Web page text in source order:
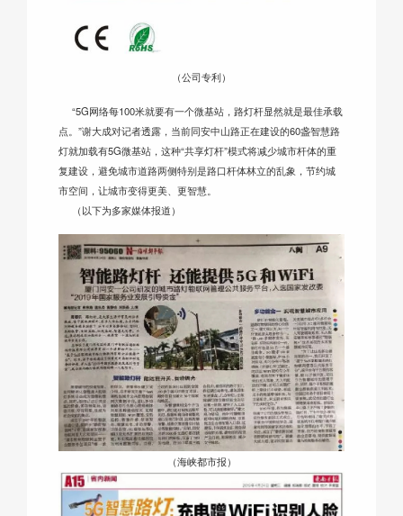
（公司专利）
“5G网络每100米就要有一个微基站，路灯杆显然就是最佳承载
点。”谢大成对记者透露，当前同安中山路正在建设的60盏智慧路
灯就加载有5G微基站，这种“共享灯杆”模式将减少城市杆体的重
复建设，避免城市道路两侧特别是路口杆体林立的乱象，节约城
市空间，让城市变得更美、更智慧。
（以下为多家媒体报道）
（海峡都市报）